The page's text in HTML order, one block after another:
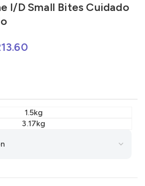
I/D Small Bites Cuidado
1.5kg
3.17kg